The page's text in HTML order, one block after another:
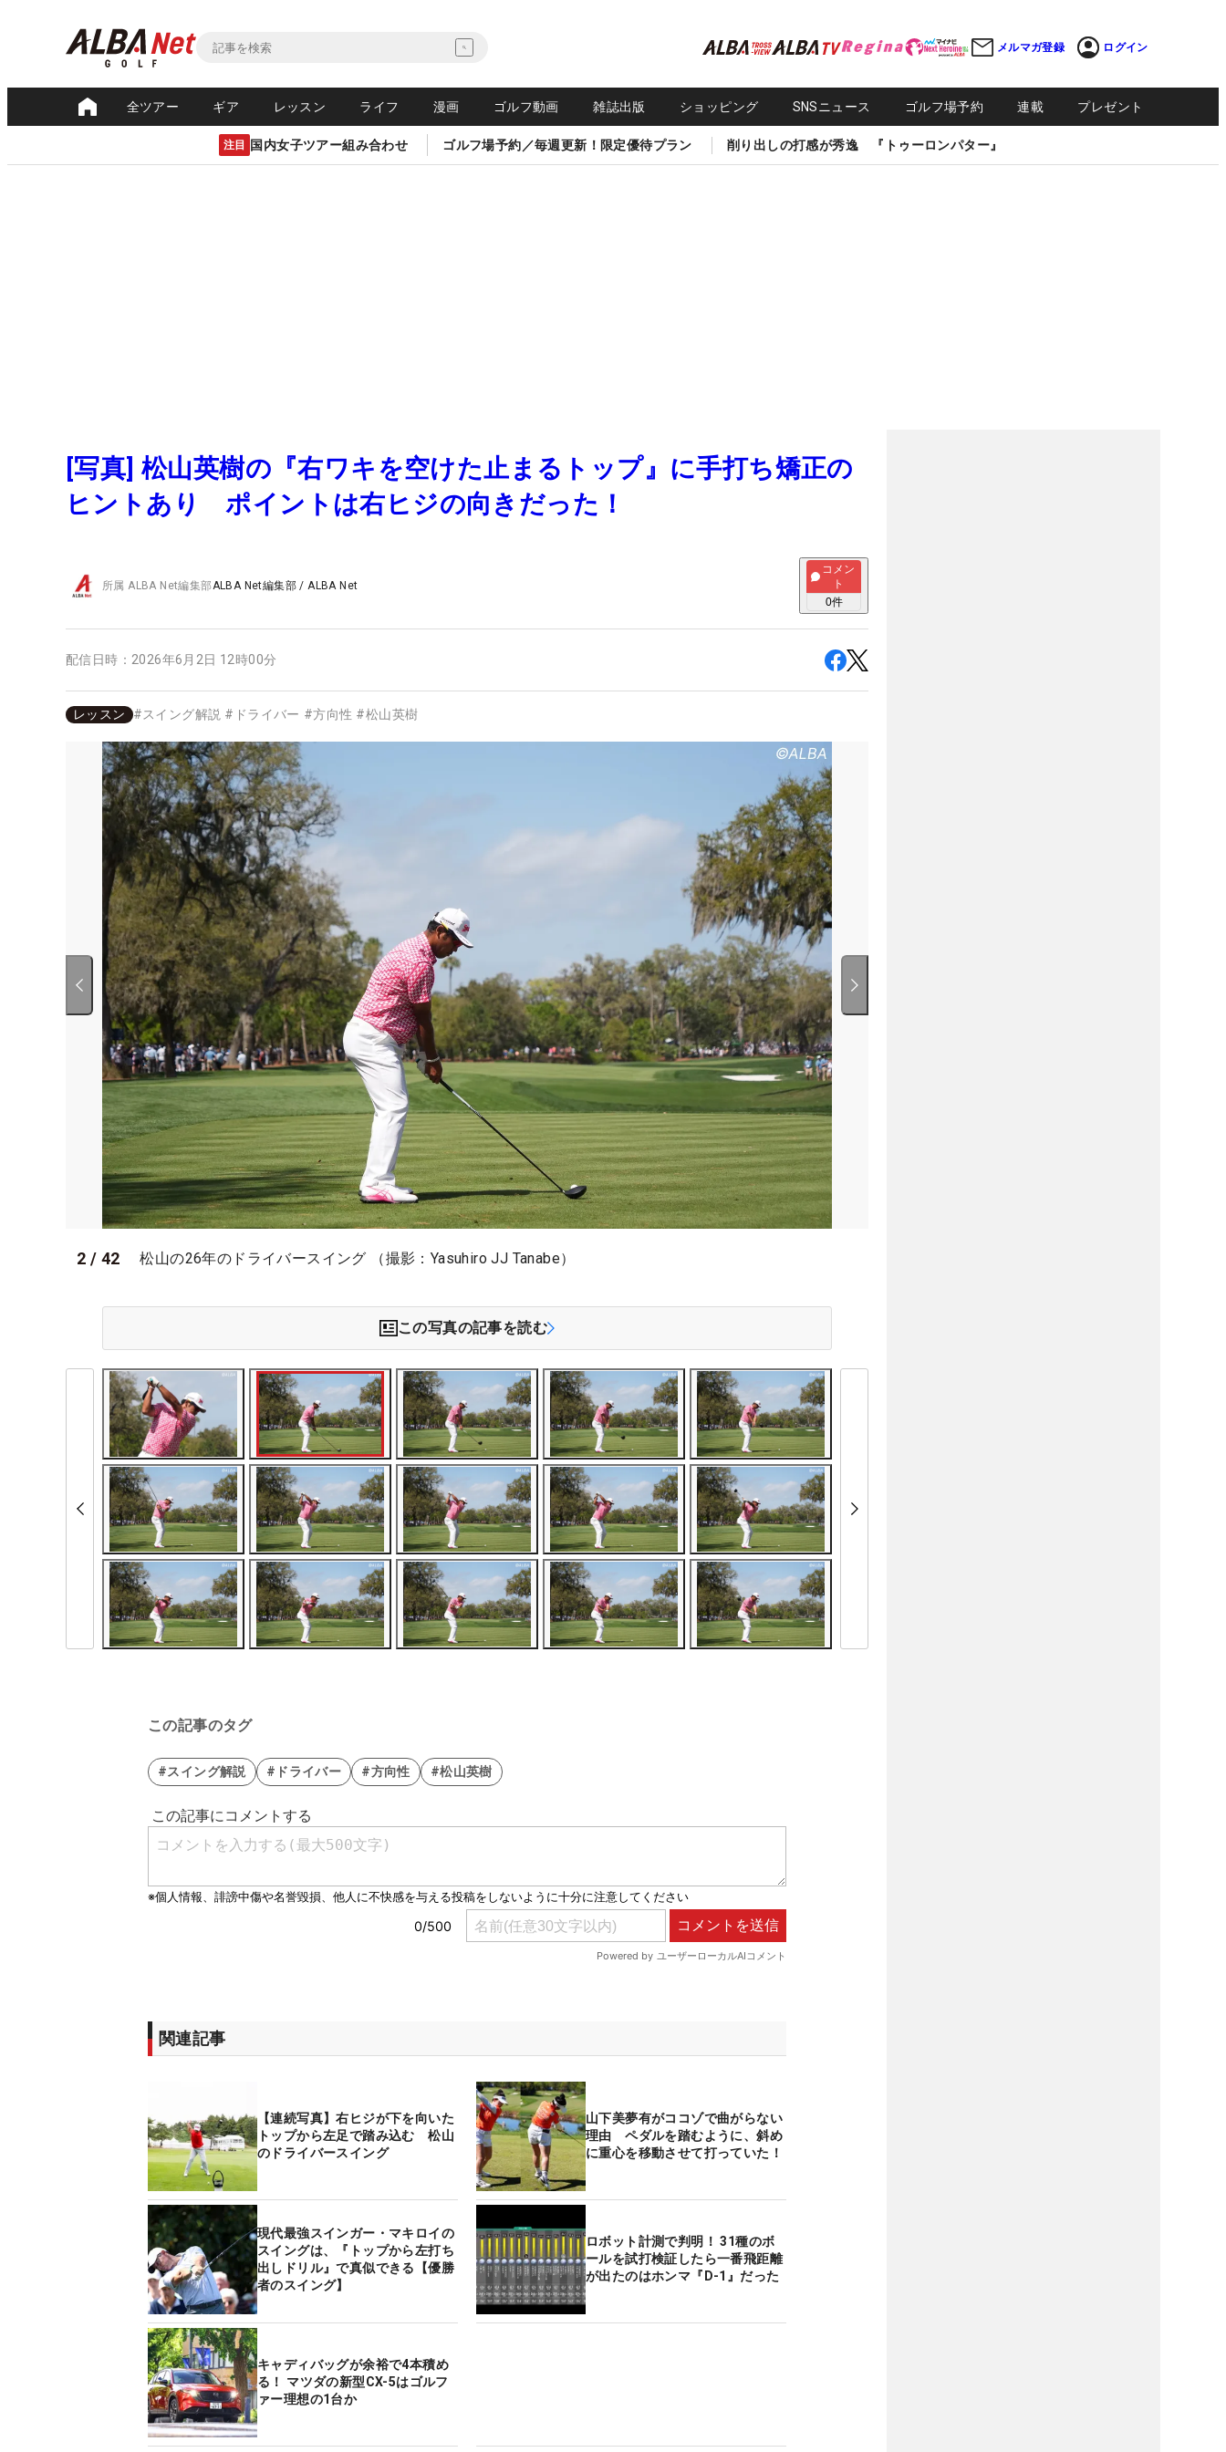
メルマガ登録 ログイン
全ツアー ギア レッスン ライフ 漫画 ゴルフ動画 雑誌出版 ショッピング SNSニュース ゴルフ場予約 連載 プレゼント
注目 国内女子ツアー組み合わせ ゴルフ場予約／毎週更新！限定優待プラン 削り出しの打感が秀逸 『トゥーロンパター』
[写真] 松山英樹の『右ワキを空けた止まるトップ』に手打ち矯正の
ヒントあり ポイントは右ヒジの向きだった！
所属ALBA Net編集部ALBA Net編集部 /ALBA Net
コメン
ト
0件
配信日時： 2026年6月2日 12時00分
レッスン #スイング解説 # ドライバー #方向性 #松山英樹
2 / 42 松山の26年のドライバースイング （撮影：Yasuhiro JJ Tanabe）
この写真の記事を読む
この記事のタグ
#スイング解説 #ドライバー #方向性 #松山英樹
関連記事
【連続写真】右ヒジが下を向いた
トップから左足で踏み込む 松山
のドライバースイング
山下美夢有がココゾで曲がらない
理由 ペダルを踏むように、斜め
に重心を移動させて打っていた！
現代最強スインガー・マキロイの
スイングは、『トップから左打ち
出しドリル』で真似できる【優勝
者のスイング】
ロボット計測で判明！ 31種のボ
ールを試打検証したら一番飛距離
が出たのはホンマ『D-1』だった
キャディバッグが余裕で4本積め
る！ マツダの新型CX-5はゴルフ
ァー理想の1台か